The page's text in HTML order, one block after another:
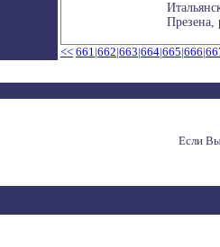
Презена,
<< 661|662|663|664|665|666|
Если